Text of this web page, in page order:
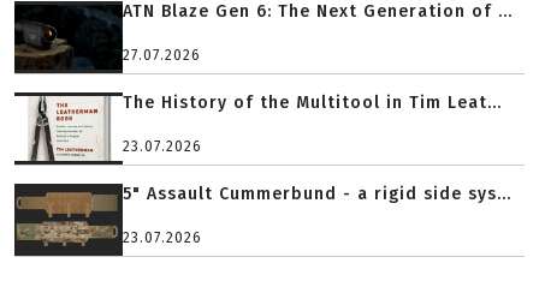
ATN Blaze Gen 6: The Next Generation of ...
27.07.2026
The History of the Multitool in Tim Leat...
23.07.2026
5" Assault Cummerbund - a rigid side sys...
23.07.2026